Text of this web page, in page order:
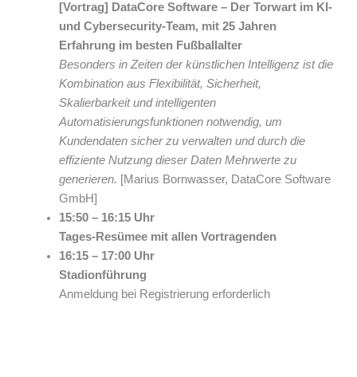
[Vortrag] DataCore Software – Der Torwart im KI-
und Cybersecurity-Team, mit 25 Jahren
Erfahrung im besten Fußballalter
Besonders in Zeiten der künstlichen Intelligenz ist die
Kombination aus Flexibilität, Sicherheit,
Skalierbarkeit und intelligenten
Automatisierungsfunktionen notwendig, um
Kundendaten sicher zu verwalten und durch die
effiziente Nutzung dieser Daten Mehrwerte zu
generieren. [Marius Bornwasser, DataCore Software
GmbH]
15:50 – 16:15 Uhr
Tages-Resümee mit allen Vortragenden
16:15 – 17:00 Uhr
Stadionführung
Anmeldung bei Registrierung erforderlich